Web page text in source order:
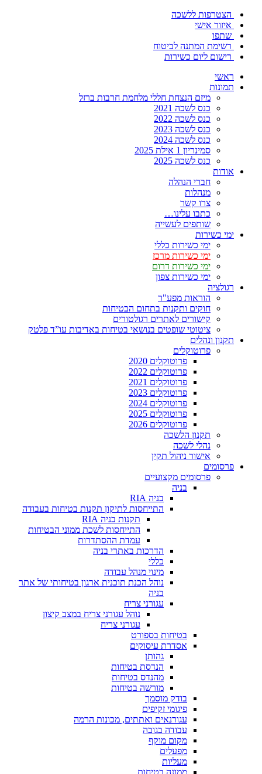
הצטרפות ללשכה
איזור אישי
שתפו
רשימת המתנה לביטוח
רישום ליום כשירות
ראשי
תמונות
מיזם הנצחת חללי מלחמת חרבות ברזל
כנס לשכה 2021
כנס לשכה 2022
כנס לשכה 2023
כנס לשכה 2024
סמינריון 1 אילת 2025
כנס לשכה 2025
אודות
חברי הנהלה
מנהלות
צרו קשר
כתבו עלינו…
שותפים לעשייה
ימי כשירות
ימי כשירות כללי
ימי כשירות מרכז
ימי כשירות דרום
ימי כשירות צפון
רגולציה
הוראות מפע"ר
חוקים ותקנות בתחום הבטיחות
קישורים לאתרים רגולטורים
ציטוטי שופטים בנושאי בטיחות באדיבות עו”ד פלטק
תקנון ונהלים
פרוטוקלים
פרוטוקלים 2020
פרוטוקלים 2022
פרוטוקלים 2021
פרוטוקלים 2023
פרוטוקלים 2024
פרוטוקלים 2025
פרוטוקלים 2026
תקנון הלשכה
נהלי לשכה
אישור ניהול תקין
פרסומים
פרסומים מקצועיים
בניה
בניה RIA
התייחסות לתיקון תקנות בטיחות בעבודה
תקנות בניה RIA
התייחסות לשכת ממוני הבטיחות
עמדת ההסתדרות
הדרכות באתרי בניה
כללי
מינוי מנהל עבודה
נוהל הכנת תוכנית ארגון בטיחותי של אתר
בניה
עגורני צריח
נוהל עגורני צריח במצב קיצון
עגורני צריח
בטיחות בספורט
אסדרת עיסוקים
גהותן
הנדסת בטיחות
מהנדס בטיחות
מורשה בטיחות
בודק מוסמך
פיגומי זקיפים
עגורנאים ואתתים, מכונות הרמה
עבודה בגובה
מקום מוקף
מפעלים
מעליות
ממונה בטיחות